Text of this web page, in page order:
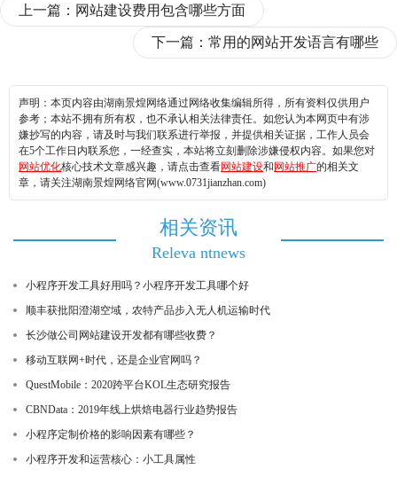
上一篇： 网站建设费用包含哪些方面
下一篇： 常用的网站开发语言有哪些
声明：本页内容由湖南景煌网络通过网络收集编辑所得，所有资料仅供用户
参考；本站不拥有所有权，也不承认相关法律责任。如您认为本网页中有涉
嫌抄写的内容，请及时与我们联系进行举报，并提供相关证据，工作人员会
在5个工作日内联系您，一经查实，本站将立刻删除涉嫌侵权内容。如果您对
网站优化核心技术文章感兴趣，请点击查看网站建设和 网站推广的相关文
章，请关注湖南景煌网络官网(www.0731jianzhan.com)
相关资讯
Releva ntnews
小程序开发工具好用吗？小程序开发工具哪个好
顺丰获批阳澄湖空域，农特产品步入无人机运输时代
长沙做公司网站建设开发都有哪些收费？
移动互联网+时代，还是企业官网吗？
QuestMobile：2020跨平台KOL生态研究报告
CBNData：2019年线上烘焙电器行业趋势报告
小程序定制价格的影响因素有哪些？
小程序开发和运营核心：小工具属性